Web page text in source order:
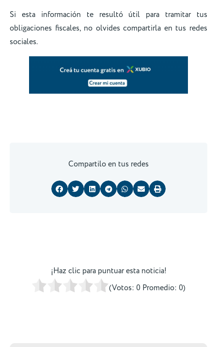
Si esta información te resultó útil para tramitar tus
obligaciones fiscales, no olvides compartirla en tus redes
sociales.
Compartilo en tus redes
¡Haz clic para puntuar esta noticia!
(Votos: 0 Promedio: 0)